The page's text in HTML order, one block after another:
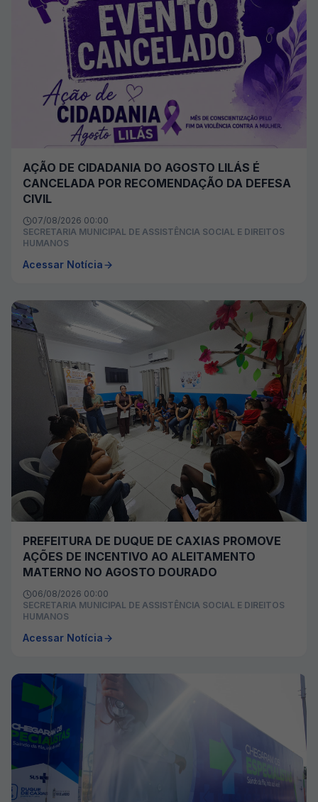
AÇÃO DE CIDADANIA DO AGOSTO LILÁS É
CANCELADA POR RECOMENDAÇÃO DA DEFESA
CIVIL
07/08/2026 00:00
SECRETARIA MUNICIPAL DE ASSISTÊNCIA SOCIAL E DIREITOS
HUMANOS
Acessar Notícia
PREFEITURA DE DUQUE DE CAXIAS PROMOVE
AÇÕES DE INCENTIVO AO ALEITAMENTO
MATERNO NO AGOSTO DOURADO
06/08/2026 00:00
SECRETARIA MUNICIPAL DE ASSISTÊNCIA SOCIAL E DIREITOS
HUMANOS
Acessar Notícia